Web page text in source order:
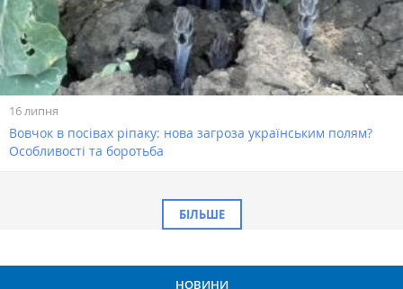
16 липня
Вовчок в посівах ріпаку: нова загроза українським полям?
Особливості та боротьба
БІЛЬШЕ
НОВИНИ